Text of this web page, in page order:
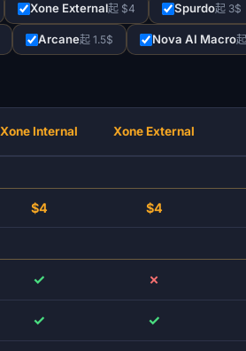
Xone External起 $4 Spurdo起 3$
Arcane起 1.5$ Nova AI Macro
Xone Internal Xone External
$4 $4
✓ ✗
✓ ✓